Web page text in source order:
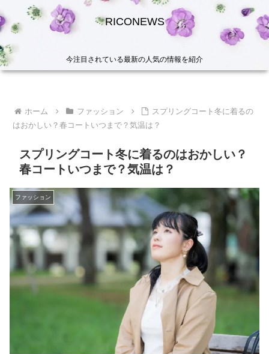
RICONEWS
今注目されている最新の人気の情報を紹介
ホーム ファッション
スプリングコート冬に着るの
はおかしい？春コートいつまで？気温は？
スプリングコート冬に着るのはおかしい？
春コートいつまで？気温は？
ファッション